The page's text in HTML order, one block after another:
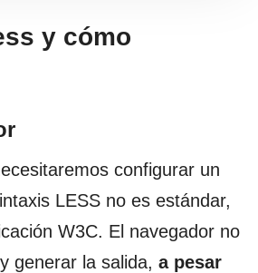
y cómo
configurar un
LESS no es estándar,
W3C. El navegador no
generar la salida, a pesar